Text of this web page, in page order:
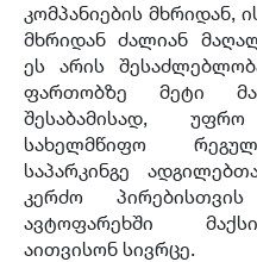
კომპანიების მხრიდან,
მხრიდან ძალიან
ეს არის
ფართობზე მეტი
შესაბამისად,
სახელმწიფო
საპარკინგე
კერძო
ავტოფარეხში
აითვისონ სივრცე.